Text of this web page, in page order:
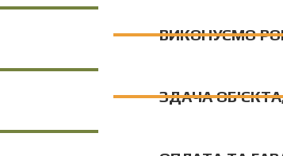
ВИКОНУЄМО
ЗДАЧА